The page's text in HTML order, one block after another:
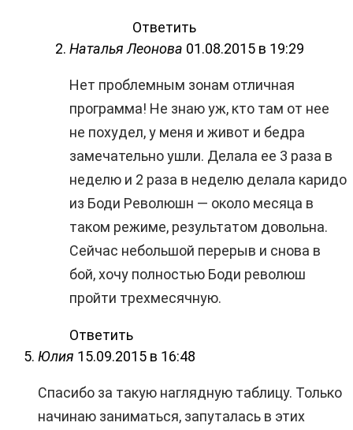
Ответить
Наталья Леонова 01.08.2015 в 19:29
Нет проблемным зонам отличная
программа! Не знаю уж, кто там от нее
не похудел, у меня и живот и бедра
замечательно ушли. Делала ее 3 раза в
неделю и 2 раза в неделю делала каридо
из Боди Революшн — около месяца в
таком режиме, результатом довольна.
Сейчас небольшой перерыв и снова в
бой, хочу полностью Боди революш
пройти трехмесячную.
Ответить
Юлия 15.09.2015 в 16:48
Спасибо за такую наглядную таблицу. Только
начинаю заниматься, запуталась в этих